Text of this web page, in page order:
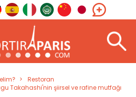
Restoran
Takahashi'nin şiirsel ve rafine mutfağı